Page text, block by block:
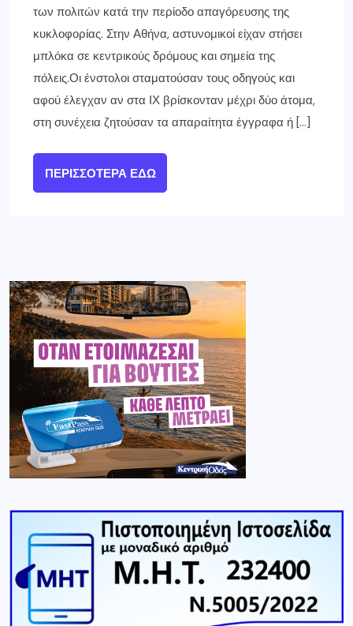
των πολιτών κατά την περίοδο απαγόρευσης της
κυκλοφορίας. Στην Αθήνα, αστυνομικοί είχαν στήσει
μπλόκα σε κεντρικούς δρόμους και σημεία της
πόλεις.Οι ένστολοι σταματούσαν τους οδηγούς και
αφού έλεγχαν αν στα ΙΧ βρίσκονταν μέχρι δύο άτομα,
στη συνέχεια ζητούσαν τα απαραίτητα έγγραφα ή […]
ΠΕΡΙΣΣΌΤΕΡΑ ΕΔΏ